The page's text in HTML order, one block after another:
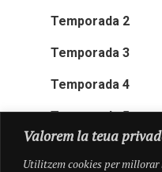
Valorem la teua
Utilitzem cookies per millorar
Temporada 2
Temporada 3
Temporada 4
Temporada 5